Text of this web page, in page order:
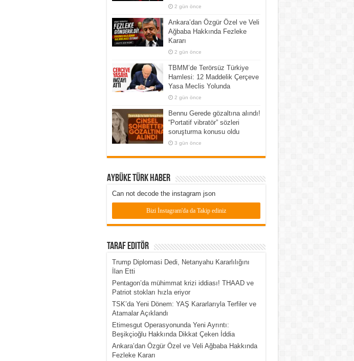
2 gün önce
Ankara’dan Özgür Özel ve Veli
Ağbaba Hakkında Fezleke
Kararı
2 gün önce
TBMM’de Terörsüz Türkiye
Hamlesi: 12 Maddelik Çerçeve
Yasa Meclis Yolunda
2 gün önce
Bennu Gerede gözaltına alındı!
“Portatif vibratör” sözleri
soruşturma konusu oldu
3 gün önce
Aybüke Türk Haber
Can not decode the instagram json
Bizi İnstagram'da da Takip ediniz
Taraf Editör
Trump Diplomasi Dedi, Netanyahu Kararlılığını
İlan Etti
Pentagon’da mühimmat krizi iddiası! THAAD ve
Patriot stokları hızla eriyor
TSK’da Yeni Dönem: YAŞ Kararlarıyla Terfiler ve
Atamalar Açıklandı
Etimesgut Operasyonunda Yeni Ayrıntı:
Beşikçioğlu Hakkında Dikkat Çeken İddia
Ankara’dan Özgür Özel ve Veli Ağbaba Hakkında
Fezleke Kararı